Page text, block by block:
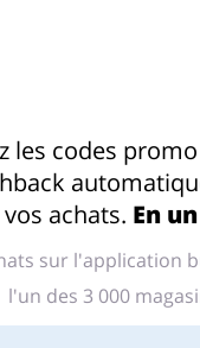
les codes
achats. En
sur l'application
l'un des 3 000